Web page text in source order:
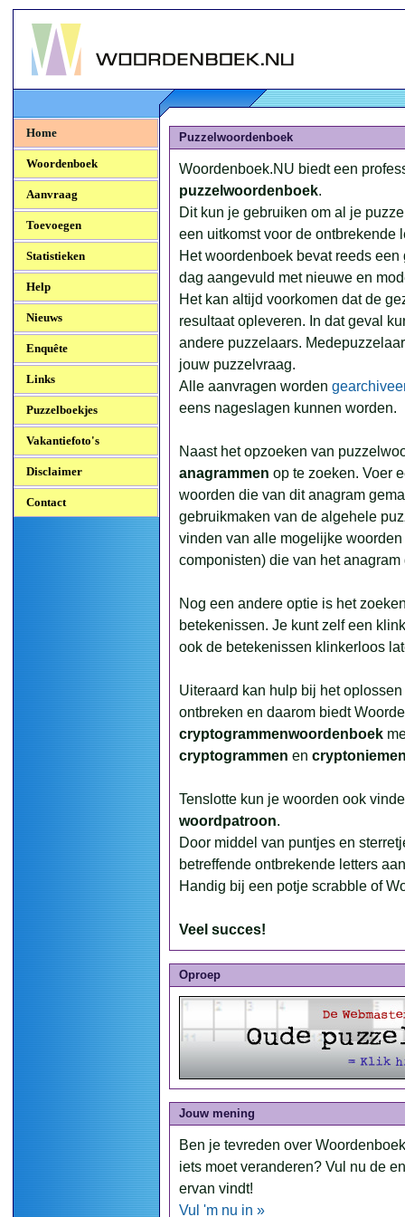
Woordenboek.NU
Home
Woordenboek
Aanvraag
Toevoegen
Statistieken
Help
Nieuws
Enquête
Links
Puzzelboekjes
Vakantiefoto's
Disclaimer
Contact
Puzzelwoordenboek
Woordenboek.NU biedt een
puzzelwoordenboek.
Dit kun je gebruiken om al je
een uitkomst voor de ontbrekende
Het woordenboek bevat reeds
dag aangevuld met nieuwe en
Het kan altijd voorkomen dat de
resultaat opleveren. In dat geval
andere puzzelaars.
jouw puzzelvraag.
Alle aanvragen worden
eens nageslagen kunnen worden.
Naast het opzoeken van
anagrammen op te zoeken. Voer
woorden die van dit anagram
gebruikmaken van de algehele
vinden van alle mogelijke
componisten) die van het
Nog een andere optie is het
betekenissen. Je kunt zelf een
ook de betekenissen klinkerloos
Uiteraard kan hulp bij het
ontbreken en daarom biedt
cryptogrammenwoordenboek
cryptogrammen en
Tenslotte kun je woorden ook
woordpatroon.
Door middel van puntjes en
betreffende ontbrekende letters
Handig bij een potje scrabble of
Veel succes!
Oproep
Jouw mening
Ben je tevreden over
iets moet veranderen? Vul nu de
ervan vindt!
Vul 'm nu in »